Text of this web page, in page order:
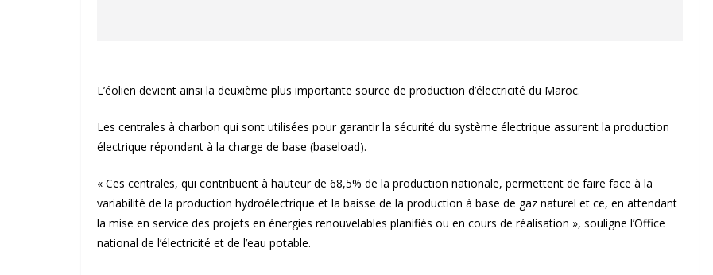
L’éolien devient ainsi la deuxième plus importante source de production d’électricité du Maroc.
Les centrales à charbon qui sont utilisées pour garantir la sécurité du système électrique assurent la production
électrique répondant à la charge de base (baseload).
« Ces centrales, qui contribuent à hauteur de 68,5% de la production nationale, permettent de faire face à la
variabilité de la production hydroélectrique et la baisse de la production à base de gaz naturel et ce, en attendant
la mise en service des projets en énergies renouvelables planifiés ou en cours de réalisation », souligne l’Office
national de l’électricité et de l’eau potable.